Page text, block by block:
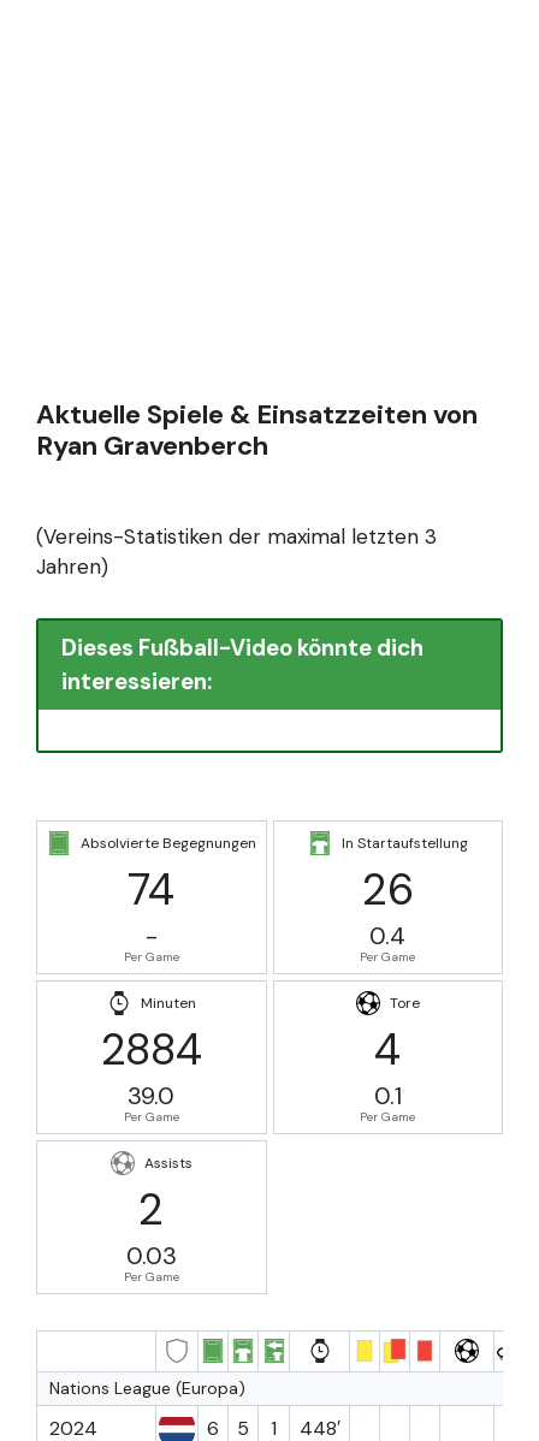
Aktuelle Spiele & Einsatzzeiten von
Ryan Gravenberch
(Vereins-Statistiken der maximal letzten 3
Jahren)
Dieses Fußball-Video könnte dich
interessieren:
Absolvierte Begegnungen
74
-
Per Game
In Startaufstellung
26
0.4
Per Game
Minuten
2884
39.0
Per Game
Tore
4
0.1
Per Game
Assists
2
0.03
Per Game
Nations League (Europa)
2024 6 5 1 448′